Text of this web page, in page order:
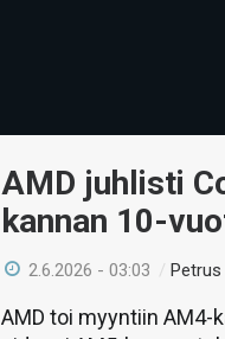
AMD juhlisti
kannan 10-
2.6.2026 - 03:03 /Petrus
AMD toi myyntiin AM4-